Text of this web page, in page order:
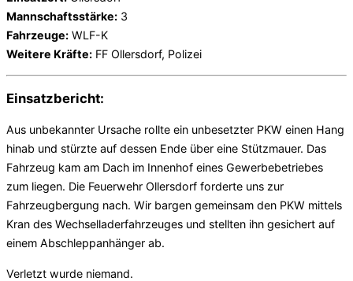
Mannschaftsstärke: 3
Fahrzeuge: WLF-K
Weitere Kräfte: FF Ollersdorf, Polizei
Einsatzbericht:
Aus unbekannter Ursache rollte ein unbesetzter PKW einen Hang
hinab und stürzte auf dessen Ende über eine Stützmauer. Das
Fahrzeug kam am Dach im Innenhof eines Gewerbebetriebes
zum liegen. Die Feuerwehr Ollersdorf forderte uns zur
Fahrzeugbergung nach. Wir bargen gemeinsam den PKW mittels
Kran des Wechselladerfahrzeuges und stellten ihn gesichert auf
einem Abschleppanhänger ab.
Verletzt wurde niemand.